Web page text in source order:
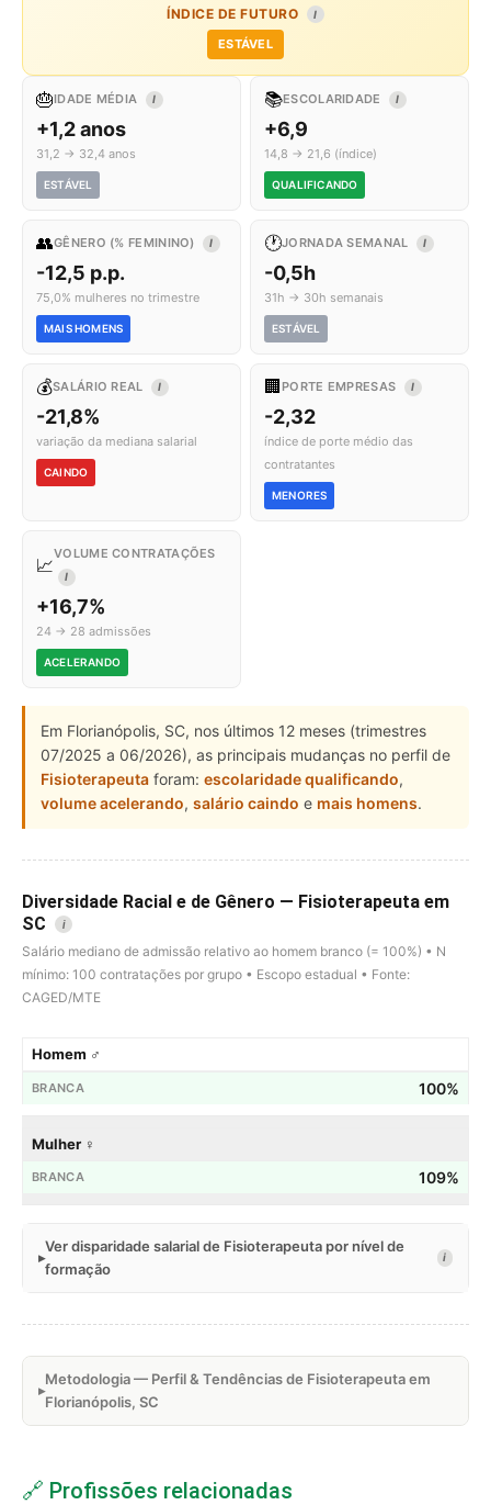
ÍNDICE DE FUTURO I
ESTÁVEL
🎂IDADE MÉDIA I
+1,2 anos
31,2 → 32,4 anos
ESTÁVEL
📚ESCOLARIDADE I
+6,9
14,8 → 21,6 (índice)
QUALIFICANDO
👥GÊNERO (% FEMININO) I
-12,5 p.p.
75,0% mulheres no trimestre
MAIS HOMENS
🕐JORNADA SEMANAL I
-0,5h
31h → 30h semanais
ESTÁVEL
💰SALÁRIO REAL I
-21,8%
variação da mediana salarial
CAINDO
🏢 PORTE EMPRESAS I
-2,32
índice de porte médio das
contratantes
MENORES
📈
VOLUME CONTRATAÇÕES
I
+16,7%
24 → 28 admissões
ACELERANDO
Em Florianópolis, SC, nos últimos 12 meses (trimestres
07/2025 a 06/2026), as principais mudanças no perfil de
Fisioterapeuta foram: escolaridade qualificando,
volume acelerando, salário caindo e mais homens.
Diversidade Racial e de Gênero — Fisioterapeuta em
SC
i
Salário mediano de admissão relativo ao homem branco (= 100%) • N
mínimo: 100 contratações por grupo • Escopo estadual • Fonte:
CAGED/MTE
Homem ♂
100%
Mulher ♀
109%
Ver disparidade salarial de Fisioterapeuta por nível de
formação
i
Metodologia — Perfil & Tendências de Fisioterapeuta em
Florianópolis, SC
🔗 Profissões relacionadas